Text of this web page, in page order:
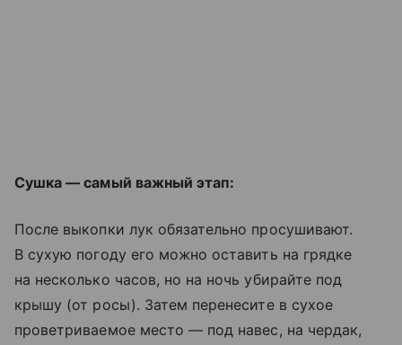
Сушка — самый важный этап:
После выкопки лук обязательно просушивают.
В сухую погоду его можно оставить на грядке
на несколько часов, но на ночь убирайте под
крышу (от росы). Затем перенесите в сухое
проветриваемое место — под навес, на чердак,